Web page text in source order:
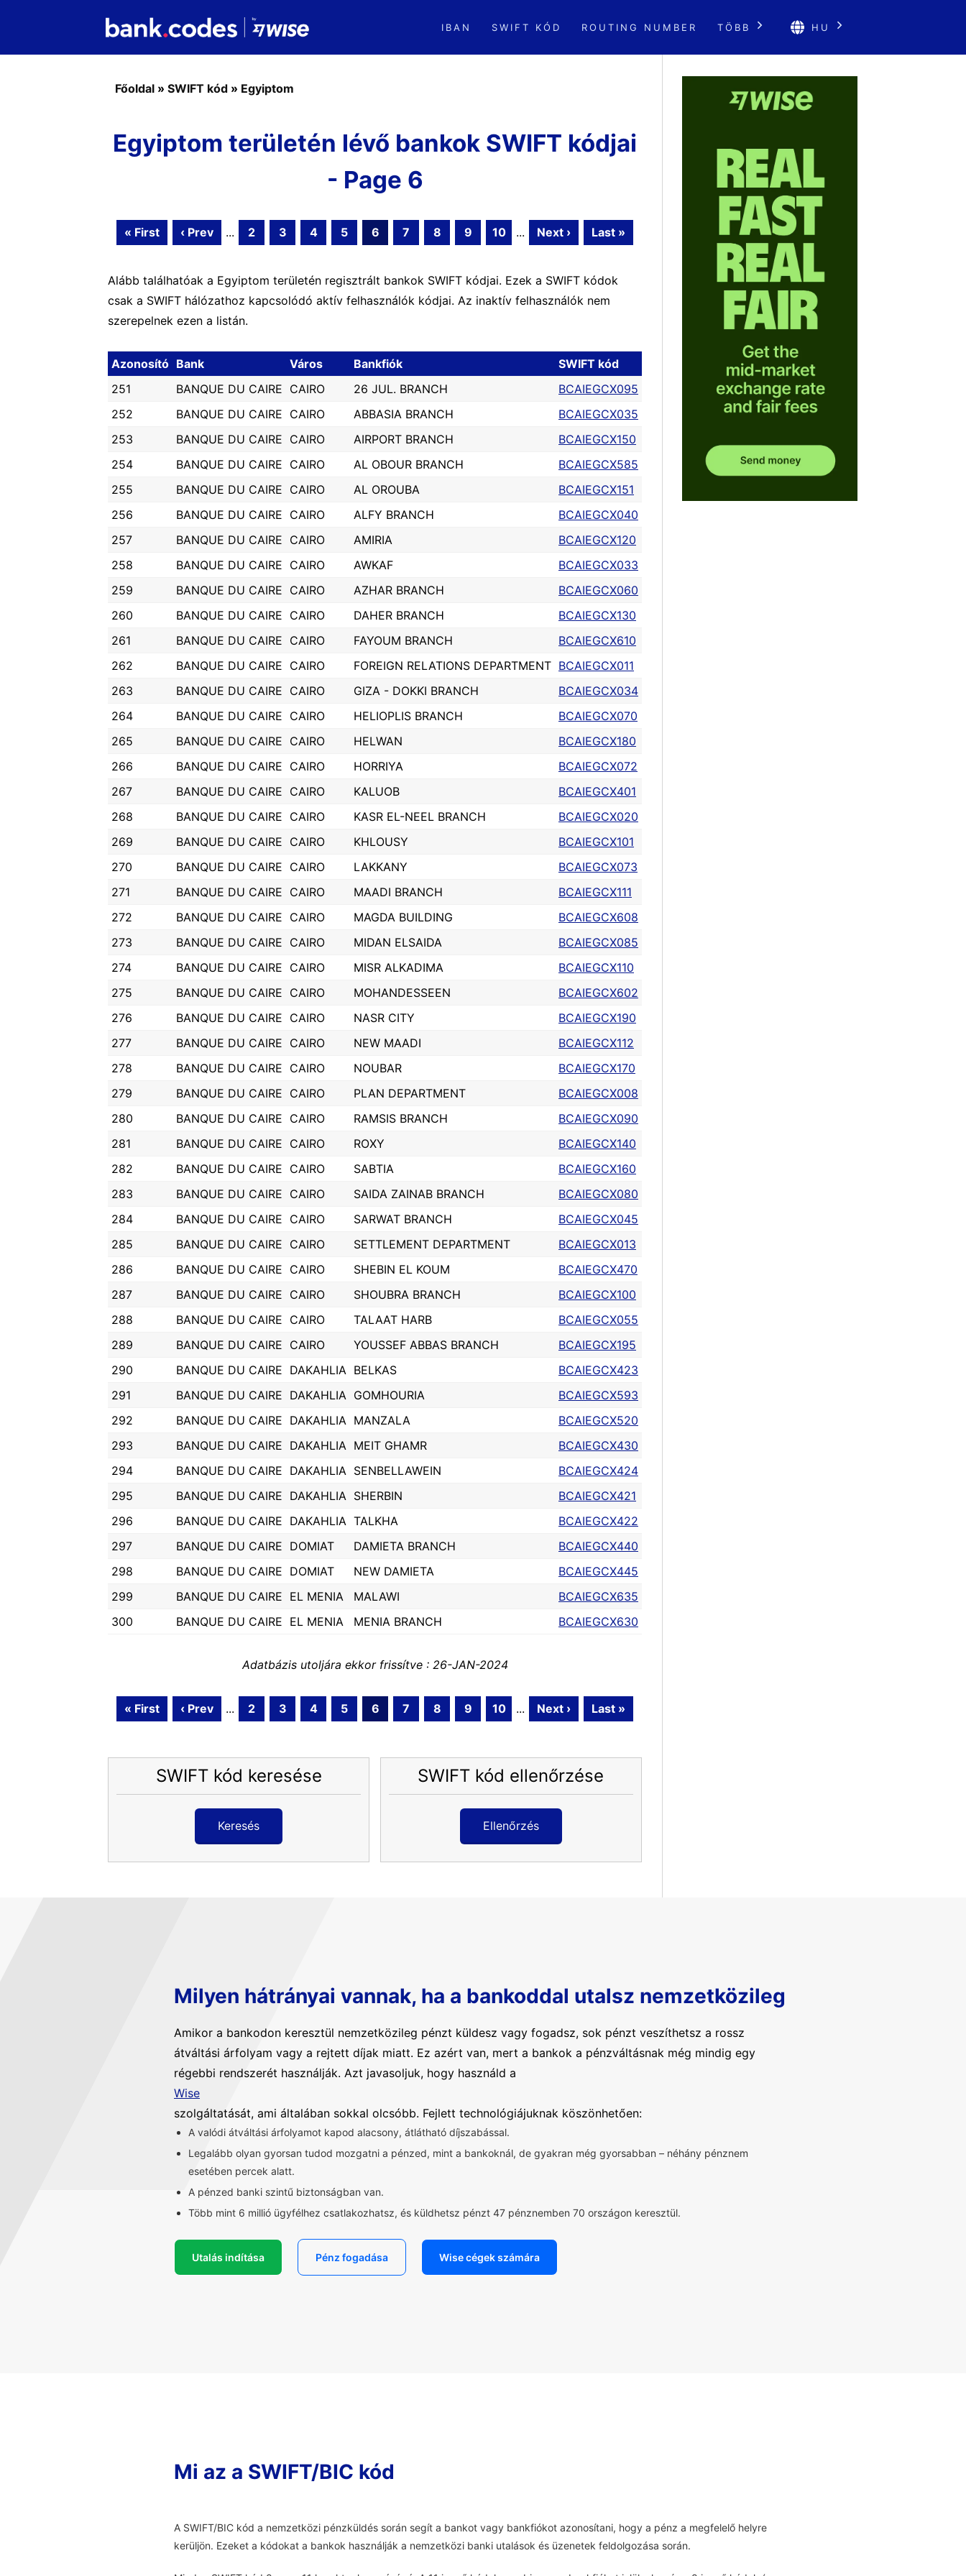
IBAN SWIFT KÓD ROUTING NUMBER TÖBB HU
Főoldal » SWIFT kód » Egyiptom
Egyiptom területén lévő bankok SWIFT kódjai
- Page 6
« First ‹ Prev ... 2 3 4 5 6 7 8 9 10 ... Next › Last »
Alább találhatóak a Egyiptom területén regisztrált bankok SWIFT kódjai. Ezek a SWIFT kódok
csak a SWIFT hálózathoz kapcsolódó aktív felhasználók kódjai. Az inaktív felhasználók nem
szerepelnek ezen a listán.
Azonosító Bank Város Bankfiók
SWIFT kód
251
BANQUE DU CAIRE CAIRO 26 JUL. BRANCH
BCAIEGCX095
252
BANQUE DU CAIRE CAIRO ABBASIA BRANCH
BCAIEGCX035
253
BANQUE DU CAIRE CAIRO AIRPORT BRANCH
BCAIEGCX150
254
BANQUE DU CAIRE CAIRO AL OBOUR BRANCH
BCAIEGCX585
255
BANQUE DU CAIRE CAIRO AL OROUBA
BCAIEGCX151
256
BANQUE DU CAIRE CAIRO ALFY BRANCH
BCAIEGCX040
257
BANQUE DU CAIRE CAIRO AMIRIA
BCAIEGCX120
258
BANQUE DU CAIRE CAIRO AWKAF
BCAIEGCX033
259
BANQUE DU CAIRE CAIRO AZHAR BRANCH
BCAIEGCX060
260
BANQUE DU CAIRE CAIRO DAHER BRANCH
BCAIEGCX130
261
BANQUE DU CAIRE CAIRO FAYOUM BRANCH
BCAIEGCX610
262
BANQUE DU CAIRE CAIRO FOREIGN RELATIONS DEPARTMENT BCAIEGCX011
263
BANQUE DU CAIRE CAIRO GIZA - DOKKI BRANCH
BCAIEGCX034
264
BANQUE DU CAIRE CAIRO HELIOPLIS BRANCH
BCAIEGCX070
265
BANQUE DU CAIRE CAIRO HELWAN
BCAIEGCX180
266
BANQUE DU CAIRE CAIRO HORRIYA
BCAIEGCX072
267
BANQUE DU CAIRE CAIRO KALUOB
BCAIEGCX401
268
BANQUE DU CAIRE CAIRO KASR EL-NEEL BRANCH
BCAIEGCX020
269
BANQUE DU CAIRE CAIRO KHLOUSY
BCAIEGCX101
270
BANQUE DU CAIRE CAIRO LAKKANY
BCAIEGCX073
271
BANQUE DU CAIRE CAIRO MAADI BRANCH
BCAIEGCX111
272
BANQUE DU CAIRE CAIRO MAGDA BUILDING
BCAIEGCX608
273
BANQUE DU CAIRE CAIRO MIDAN ELSAIDA
BCAIEGCX085
274
BANQUE DU CAIRE CAIRO MISR ALKADIMA
BCAIEGCX110
275
BANQUE DU CAIRE CAIRO MOHANDESSEEN
BCAIEGCX602
276
BANQUE DU CAIRE CAIRO NASR CITY
BCAIEGCX190
277
BANQUE DU CAIRE CAIRO NEW MAADI
BCAIEGCX112
278
BANQUE DU CAIRE CAIRO NOUBAR
BCAIEGCX170
279
BANQUE DU CAIRE CAIRO PLAN DEPARTMENT
BCAIEGCX008
280
BANQUE DU CAIRE CAIRO RAMSIS BRANCH
BCAIEGCX090
281
BANQUE DU CAIRE CAIRO ROXY
BCAIEGCX140
282
BANQUE DU CAIRE CAIRO SABTIA
BCAIEGCX160
283
BANQUE DU CAIRE CAIRO SAIDA ZAINAB BRANCH
BCAIEGCX080
284
BANQUE DU CAIRE CAIRO SARWAT BRANCH
BCAIEGCX045
285
BANQUE DU CAIRE CAIRO SETTLEMENT DEPARTMENT
BCAIEGCX013
286
BANQUE DU CAIRE CAIRO SHEBIN EL KOUM
BCAIEGCX470
287
BANQUE DU CAIRE CAIRO SHOUBRA BRANCH
BCAIEGCX100
288
BANQUE DU CAIRE CAIRO TALAAT HARB
BCAIEGCX055
289
BANQUE DU CAIRE CAIRO YOUSSEF ABBAS BRANCH
BCAIEGCX195
290
BANQUE DU CAIRE DAKAHLIA BELKAS
BCAIEGCX423
291
BANQUE DU CAIRE DAKAHLIA GOMHOURIA
BCAIEGCX593
292
BANQUE DU CAIRE DAKAHLIA MANZALA
BCAIEGCX520
293
BANQUE DU CAIRE DAKAHLIA MEIT GHAMR
BCAIEGCX430
294
BANQUE DU CAIRE DAKAHLIA SENBELLAWEIN
BCAIEGCX424
295
BANQUE DU CAIRE DAKAHLIA SHERBIN
BCAIEGCX421
296
BANQUE DU CAIRE DAKAHLIA TALKHA
BCAIEGCX422
297
BANQUE DU CAIRE DOMIAT DAMIETA BRANCH
BCAIEGCX440
298
BANQUE DU CAIRE DOMIAT NEW DAMIETA
BCAIEGCX445
299
BANQUE DU CAIRE EL MENIA MALAWI
BCAIEGCX635
300
BANQUE DU CAIRE EL MENIA MENIA BRANCH BCAIEGCX630
Adatbázis utoljára ekkor frissítve : 26-JAN-2024
« First ‹ Prev ... 2 3 4 5 6 7 8 9 10 ... Next › Last »
SWIFT kód keresése
Keresés
SWIFT kód ellenőrzése
Ellenőrzés
Milyen hátrányai vannak, ha a bankoddal utalsz nemzetközileg
Amikor a bankodon keresztül nemzetközileg pénzt küldesz vagy fogadsz, sok pénzt veszíthetsz a rossz
átváltási árfolyam vagy a rejtett díjak miatt. Ez azért van, mert a bankok a pénzváltásnak még mindig egy
régebbi rendszerét használják. Azt javasoljuk, hogy használd a
Wise
szolgáltatását, ami általában sokkal olcsóbb. Fejlett technológiájuknak köszönhetően:
A valódi átváltási árfolyamot kapod alacsony, átlátható díjszabással.
Legalább olyan gyorsan tudod mozgatni a pénzed, mint a bankoknál, de gyakran még gyorsabban – néhány pénznem
esetében percek alatt.
A pénzed banki szintű biztonságban van.
Több mint 6 millió ügyfélhez csatlakozhatsz, és küldhetsz pénzt 47 pénznemben 70 országon keresztül.
Utalás indítása Pénz fogadása Wise cégek számára
Mi az a SWIFT/BIC kód
A SWIFT/BIC kód a nemzetközi pénzküldés során segít a bankot vagy bankfiókot azonosítani, hogy a pénz a megfelelő helyre
kerüljön. Ezeket a kódokat a bankok használják a nemzetközi banki utalások és üzenetek feldolgozása során.